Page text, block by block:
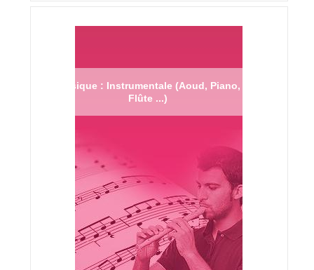
Musique : Instrumentale (Aoud, Piano,
Flûte ...)